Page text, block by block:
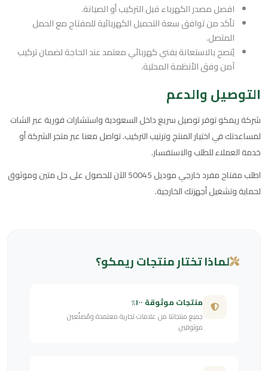
افصل مصدر الكهرباء قبل التركيب أو الصيانة.
تأكد من توافق سعة التحميل الكهربائية للمفتاح مع الحمل
المتصل.
يُنصح بالاستعانة بفني كهربائي معتمد عند الحاجة لضمان تركيب
آمن وفق الأنظمة المحلية.
التوصيل والدعم
شركة ريمكو توفر توصيل سريع داخل السعودية واستشارات فورية عبر الشات
لمساعدتك في اختيار المنتج وترتيب التركيب. تواصل معنا عبر متجر الشركة أو
خدمة العملاء للطلب والاستفسار.
اطلب مفتاح مفرد خارجي موديل 50045 الآن للحصول على حل متين وموثوق
لحماية وتشغيل أجهزتك الخارجية.
لماذا تختار منتجات ريمكو؟
منتجات موثوقة ١٠٠٪
جميع منتجاتنا من علامات تجارية معتمدة ومُصنّعين
موثوقين.